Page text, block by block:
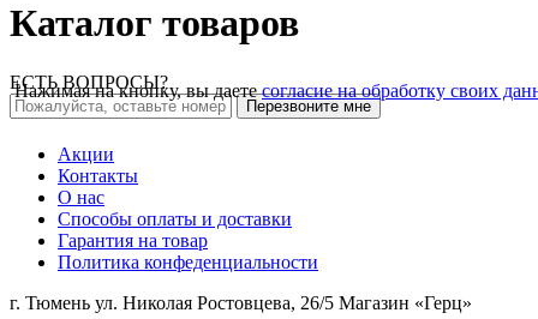
Каталог товаров
ЕСТЬ ВОПРОСЫ?
Перезвоните мне
Нажимая на кнопку, вы даетесогласие на обработку своих
Акции
Контакты
О нас
Способы оплаты и доставки
Гарантия на товар
Политика конфеденциальности
г. Тюмень ул. Николая Ростовцева, 26/5 Магазин «Герц»